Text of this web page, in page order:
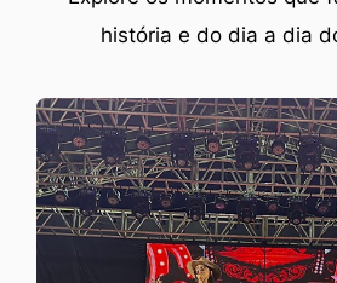
história e do dia a dia